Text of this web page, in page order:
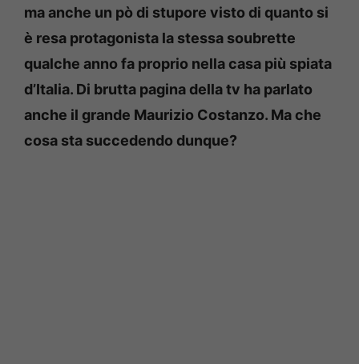
ma anche un pò di stupore visto di quanto si
è resa protagonista la stessa soubrette
qualche anno fa proprio nella casa più spiata
d’Italia. Di brutta pagina della tv ha parlato
anche il grande Maurizio Costanzo. Ma che
cosa sta succedendo dunque?